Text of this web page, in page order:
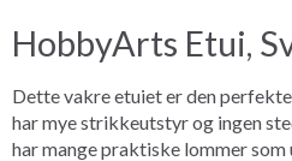
HobbyArts Etui,
Dette vakre etuiet er den
har mye strikkeutstyr og ingen
har mange praktiske lommer